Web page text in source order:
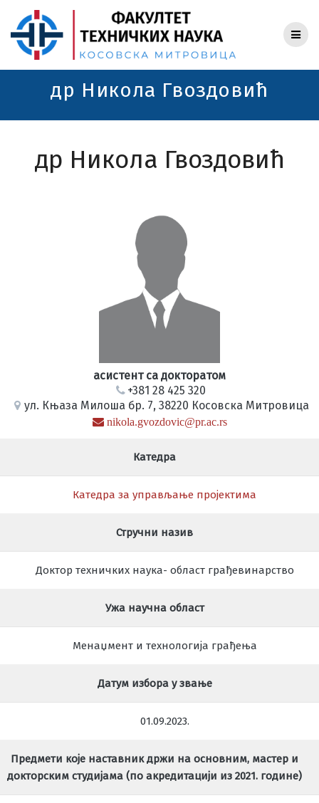
to
content
др Никола Гвоздовић
др Никола Гвоздовић
асистент са докторатом
+381 28 425 320
ул. Књаза Милоша бр. 7, 38220 Косовска Митровица
nikola.gvozdovic@pr.ac.rs
Катедра
Катедра за управљање пројектима
Стручни назив
Доктор техничких наука- област грађевинарство
Ужа научна област
Менаџмент и технологија грађења
Датум избора у звање
01.09.2023.
Предмети које наставник држи на основним, мастер и
докторским студијама (по акредитацији из 2021. године)